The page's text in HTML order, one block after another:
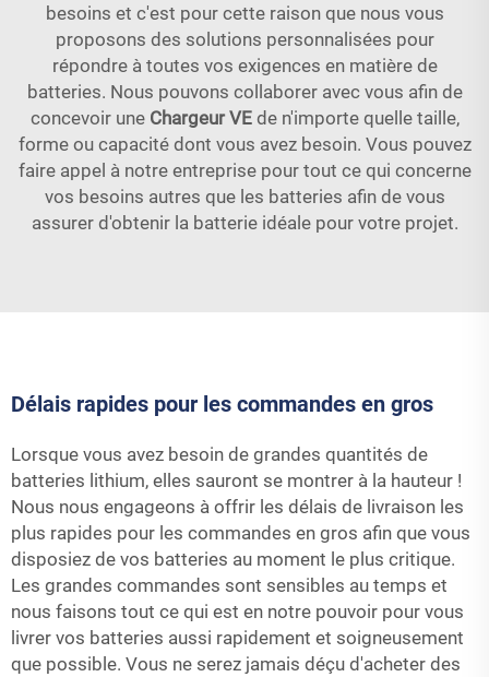
besoins et c'est pour cette raison que nous vous
proposons des solutions personnalisées pour
répondre à toutes vos exigences en matière de
batteries. Nous pouvons collaborer avec vous afin de
concevoir une Chargeur VE de n'importe quelle taille,
forme ou capacité dont vous avez besoin. Vous pouvez
faire appel à notre entreprise pour tout ce qui concerne
vos besoins autres que les batteries afin de vous
assurer d'obtenir la batterie idéale pour votre projet.
Délais rapides pour les commandes en gros
Lorsque vous avez besoin de grandes quantités de
batteries lithium, elles sauront se montrer à la hauteur !
Nous nous engageons à offrir les délais de livraison les
plus rapides pour les commandes en gros afin que vous
disposiez de vos batteries au moment le plus critique.
Les grandes commandes sont sensibles au temps et
nous faisons tout ce qui est en notre pouvoir pour vous
livrer vos batteries aussi rapidement et soigneusement
que possible. Vous ne serez jamais déçu d'acheter des